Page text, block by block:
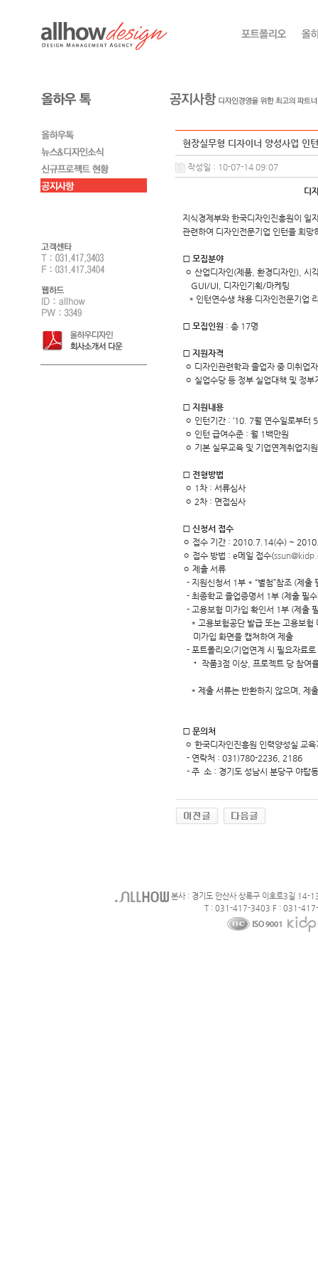
현장실무형 디자이너 양성사업 인
작성일 : 10-07-14 09:07
디
지식경제부와 한국디자인진흥원이 일
관련하여 디자인전문기업 인턴을 희
□ 모집분야
ㅇ 산업디자인(제품, 환경디자인), 시
GUI/UI, 디자인기획/마케팅
* 인턴연수생 채용 디자인전문기업
□ 모집인원 : 총 17명
□ 지원자격
ㅇ 디자인관련학과 졸업자 중 미취업
ㅇ 실업수당 등 정부 실업대책 및 정
□ 지원내용
ㅇ 인턴기간 : ‘10. 7월 연수일로부터
ㅇ 인턴 급여수준 : 월 1백만원
ㅇ 기본 실무교육 및 기업연계취업지원
□ 전형방법
ㅇ 1차 : 서류심사
ㅇ 2차 : 면접심사
□ 신청서 접수
ㅇ 접수 기간 : 2010.7.14(수) ~
ㅇ 접수 방법 : e메일 접수(
ㅇ 제출 서류
- 지원신청서 1부 * “별첨”참조 (제출
- 최종학교 졸업증명서 1부 (제출 필
- 고용보험 미가입 확인서 1부 (제출
* 고용보험공단 발급 또는 고용보
미가입 화면을 캡쳐하여 제출
- 포트폴리오(기업연계 시 필요자료로
‧ 작품3점 이상, 프로젝트 당 참여
* 제출 서류는 반환하지 않으며, 제
□ 문의처
ㅇ 한국디자인진흥원 인력양성실 교육
- 연락처 : 031)780-2236, 2186
- 주 소 : 경기도 성남시 분당구 야탑
본사 : 경기도 안산사 상록구 이호로3길 14-
T : 031-417-3403 F : 031-